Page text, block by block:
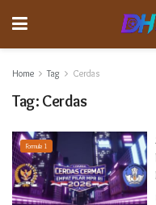
Home Tag Cerdas
Tag: Cerdas
Formula 1